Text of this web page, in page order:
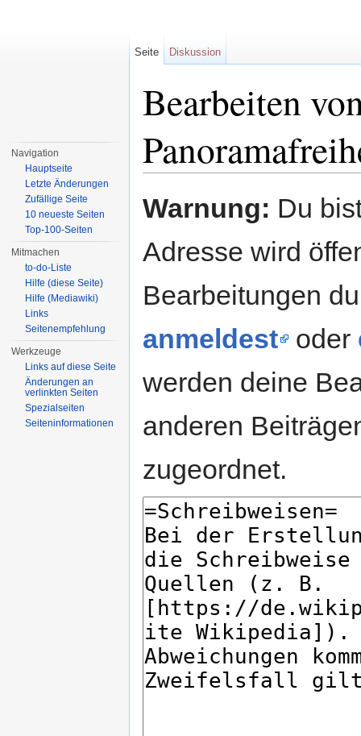
Bearbeiten
Warnung: Du
Adresse wird
Bearbeitungen
anmeldest
oder
werden deine
anderen
zugeordnet.
Seite Diskussion
Navigation
Hauptseite
Letzte Änderungen
Zufällige Seite
10 neueste Seiten
Top-100-Seiten
Mitmachen
to-do-Liste
Hilfe (diese Seite)
Hilfe (Mediawiki)
Links
Seitenempfehlung
Werkzeuge
Links auf diese Seite
Änderungen an
verlinkten Seiten
Spezialseiten
Seiteninformationen